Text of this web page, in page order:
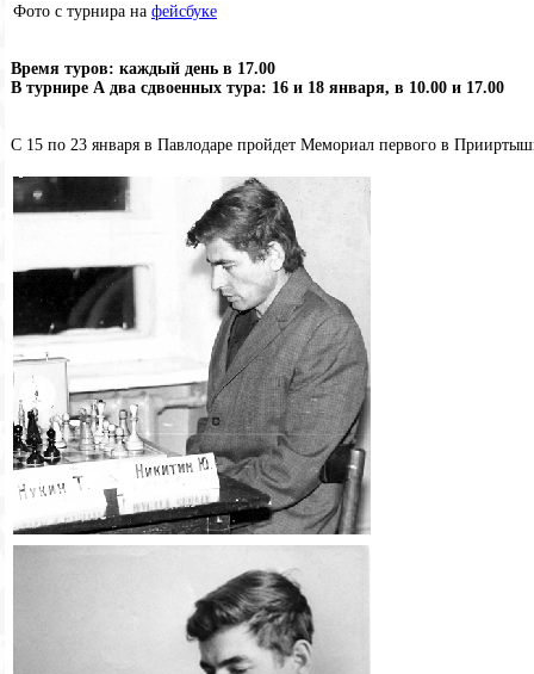
Фото с турнира на фейсбуке
Время туров: каждый день в 17.00
В турнире А два сдвоенных тура: 16 и 18 января, в 10.00 и 17.00
С 15 по 23 января в Павлодаре пройдет Мемориал первого в